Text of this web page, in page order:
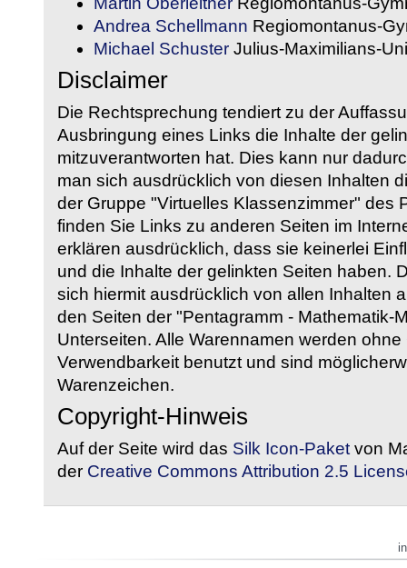
Andrea Schellmann Regiomontanus-
Michael Schuster Julius-Maximilians-
Disclaimer
Die Rechtsprechung tendiert zu der
Ausbringung eines Links die Inhalte der
mitzuverantworten hat. Dies kann nur
man sich ausdrücklich von diesen Inhalten
der Gruppe "Virtuelles Klassenzimmer" des
finden Sie Links zu anderen Seiten im
erklären ausdrücklich, dass sie keinerlei
und die Inhalte der gelinkten Seiten haben.
sich hiermit ausdrücklich von allen Inhalten
den Seiten der "Pentagramm - Mathematik-
Unterseiten. Alle Warennamen werden
Verwendbarkeit benutzt und sind
Warenzeichen.
Copyright-Hinweis
Auf der Seite wird das Silk Icon-Paket von
der Creative Commons Attribution 2.5